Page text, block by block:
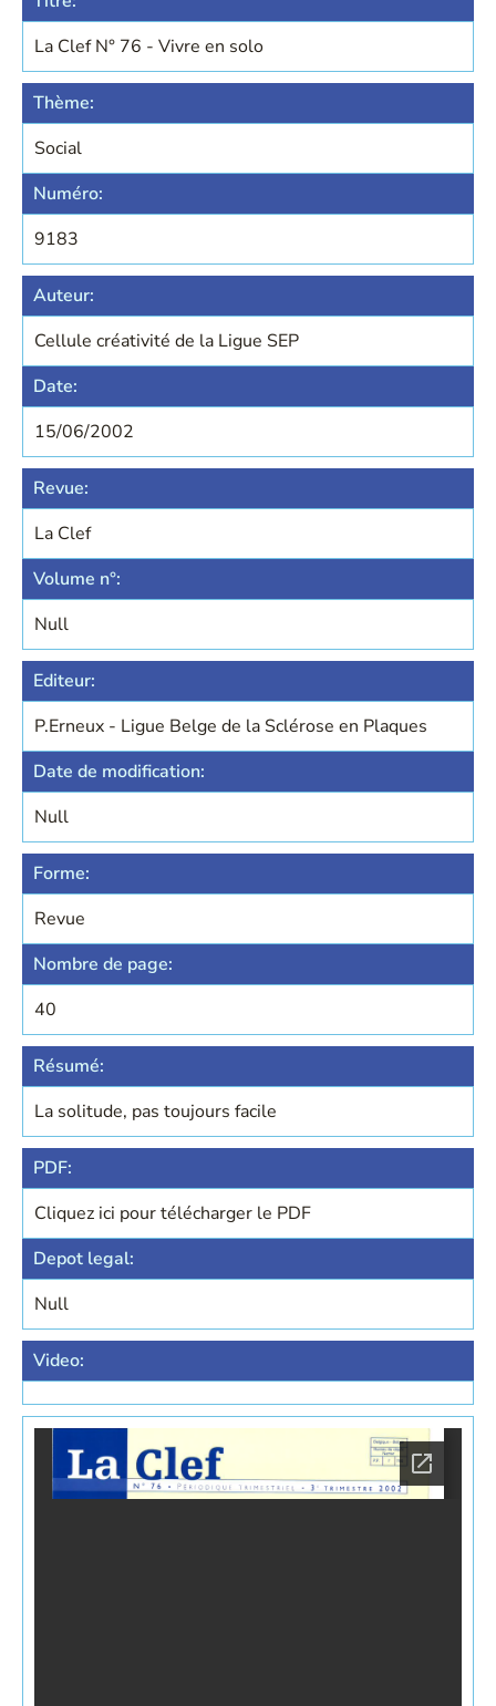
La Clef N° 76 - Vivre en solo
Thème:
Social
Numéro:
9183
Auteur:
Cellule créativité de la Ligue SEP
Date:
15/06/2002
Revue:
La Clef
Volume n°:
Null
Editeur:
P.Erneux - Ligue Belge de la Sclérose en Plaques
Date de modification:
Null
Forme:
Revue
Nombre de page:
40
Résumé:
La solitude, pas toujours facile
PDF:
Cliquez ici pour télécharger le PDF
Depot legal:
Null
Video: